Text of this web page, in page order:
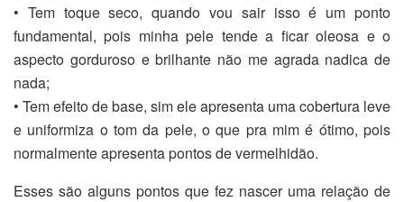
• Tem toque seco, quando vou sair isso é um ponto
fundamental, pois minha pele tende a ficar oleosa e o
aspecto gorduroso e brilhante não me agrada nadica de
nada;
• Tem efeito de base, sim ele apresenta uma cobertura leve
e uniformiza o tom da pele, o que pra mim é ótimo, pois
normalmente apresenta pontos de vermelhidão.
Esses são alguns pontos que fez nascer uma relação de